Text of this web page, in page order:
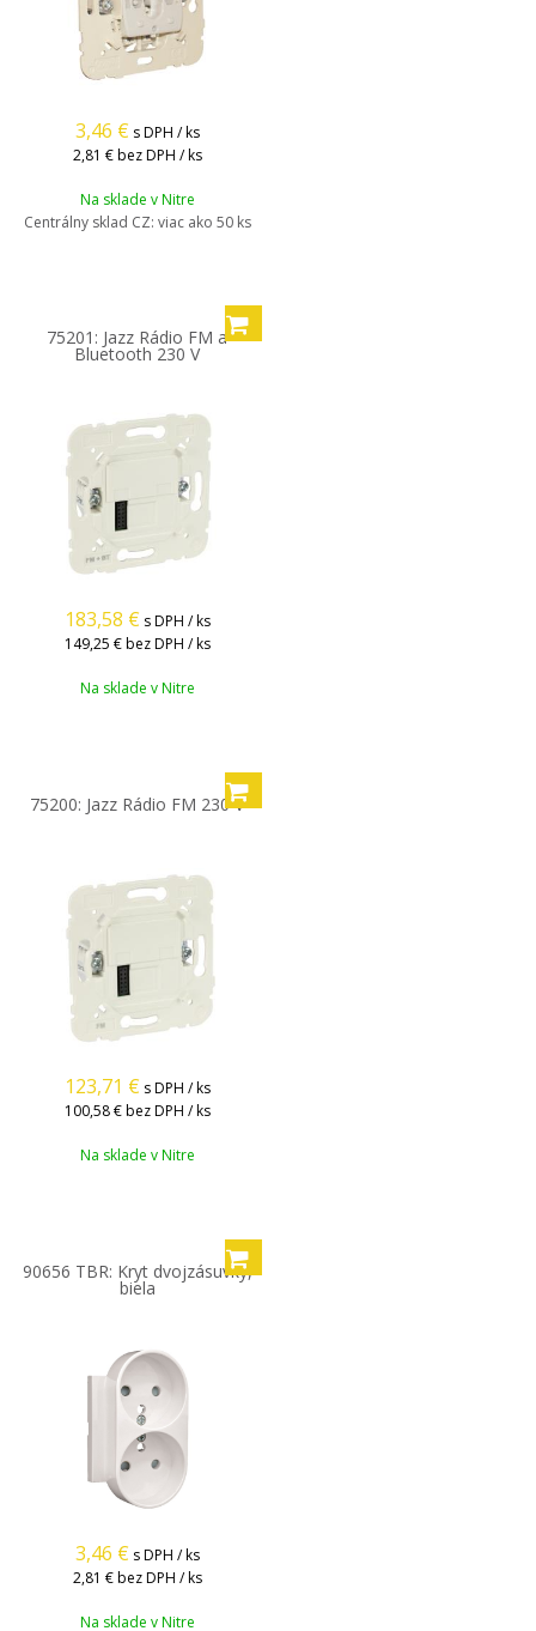
3,46 € s DPH / ks
2,81 € bez DPH / ks
Na sklade v Nitre
Centrálny sklad CZ: viac ako 50 ks
75201: Jazz Rádio FM a
Bluetooth 230 V
183,58 € s DPH / ks
149,25 € bez DPH / ks
Na sklade v Nitre
75200: Jazz Rádio FM 230 V
123,71 € s DPH / ks
100,58 € bez DPH / ks
Na sklade v Nitre
90656 TBR: Kryt dvojzásuvky,
biela
3,46 € s DPH / ks
2,81 € bez DPH / ks
Na sklade v Nitre